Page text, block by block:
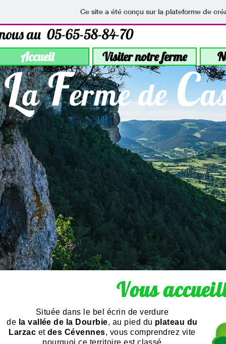
Ce site a été conçu sur la plateforme de
au 05-65-58-84-70
Accueil Visiter notre ferme
Située dans le bel écrin de verdure
de la vallée de la Dourbie, au pied du plateau du
Larzac et des Cévennes, vous comprendrez vite
pourquoi ce territoire est classé
Vous
La Ferme de C